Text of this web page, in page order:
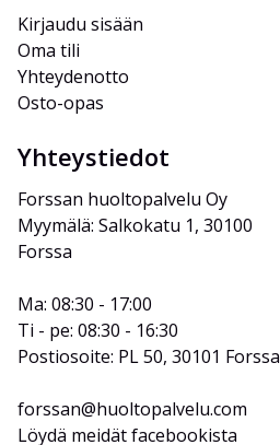
Kirjaudu sisään
Oma tili
Yhteydenotto
Osto-opas
Yhteystiedot
Forssan huoltopalvelu Oy
Myymälä: Salkokatu 1, 30100
Forssa
Ma: 08:30 - 17:00
Ti - pe: 08:30 - 16:30
Postiosoite: PL 50, 30101 Forssa
forssan@huoltopalvelu.com
Löydä meidät facebookista